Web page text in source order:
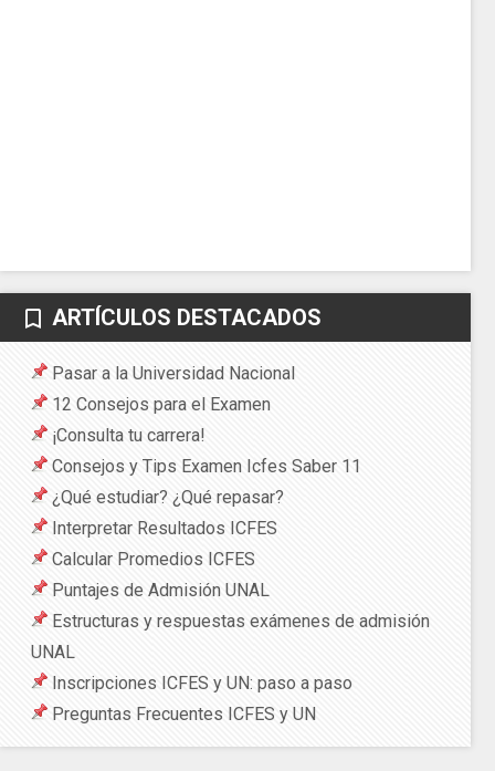
bookmark_border ARTÍCULOS DESTACADOS
Pasar a la Universidad Nacional
12 Consejos para el Examen
¡Consulta tu carrera!
Consejos y Tips Examen Icfes Saber 11
¿Qué estudiar? ¿Qué repasar?
Interpretar Resultados ICFES
Calcular Promedios ICFES
Puntajes de Admisión UNAL
Estructuras y respuestas exámenes de admisión
UNAL
Inscripciones ICFES y UN: paso a paso
Preguntas Frecuentes ICFES y UN